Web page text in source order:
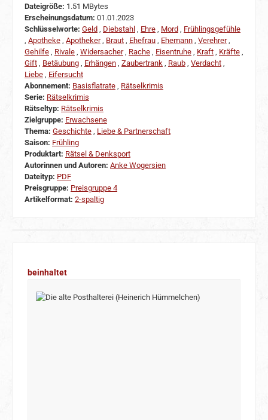
Dateigröße: 1.51 MBytes
Erscheinungsdatum: 01.01.2023
Schlüsselworte: Geld , Diebstahl , Ehre , Mord , Frühlingsgefühle
, Apotheke , Apotheker, Braut , Ehefrau , Ehemann , Verehrer,
Gehilfe , Rivale , Widersacher, Rache , Eisentruhe , Kraft , Kräfte ,
Gift , Betäubung , Erhängen , Zaubertrank , Raub , Verdacht ,
Liebe , Eifersucht
Abonnement: Basisflatrate , Rätselkrimis
Serie: Rätselkrimis
Rätseltyp: Rätselkrimis
Zielgruppe: Erwachsene
Thema: Geschichte , Liebe & Partnerschaft
Saison: Frühling
Produktart: Rätsel & Denksport
Autorinnen und Autoren: Anke Wogersien
Dateityp: PDF
Preisgruppe: Preisgruppe 4
Artikelformat: 2-spaltig
Produktgalerie überspringen
beinhaltet